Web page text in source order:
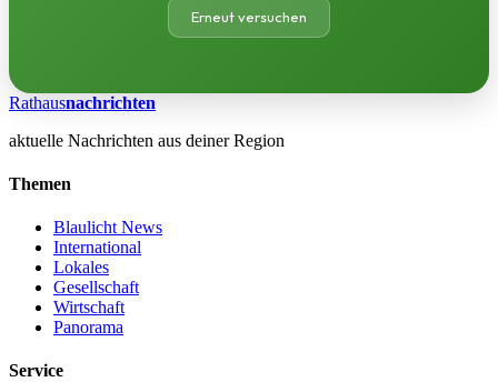
Erneut versuchen
Rathausnachrichten
aktuelle Nachrichten aus deiner Region
Themen
Blaulicht News
International
Lokales
Gesellschaft
Wirtschaft
Panorama
Service